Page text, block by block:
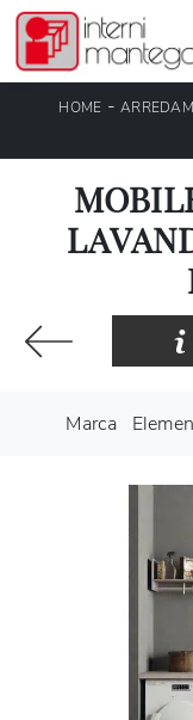
HOME -
Marca